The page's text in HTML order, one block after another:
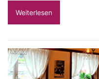
Weiterlesen